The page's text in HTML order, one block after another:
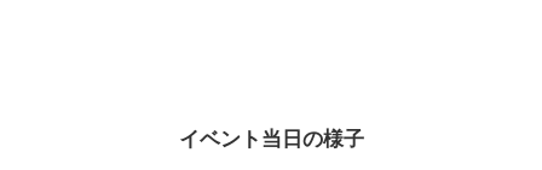
イベント当日の様子